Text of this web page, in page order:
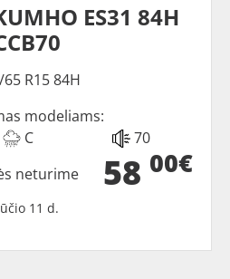
ES31 84H
R15 84H
modeliams:
C 70
58 00€
neturime
11 d.